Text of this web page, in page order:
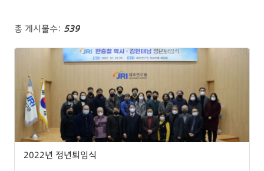
총 게시물수: 539
2022년 정년퇴임식